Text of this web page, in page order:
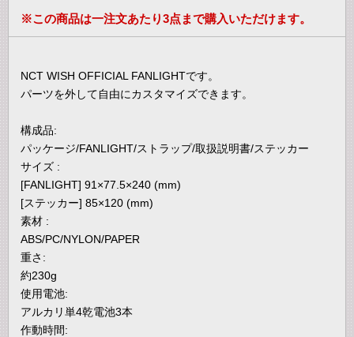
※この商品は一注文あたり3点まで購入いただけます。
NCT WISH OFFICIAL FANLIGHTです。
パーツを外して自由にカスタマイズできます。
構成品:
パッケージ/FANLIGHT/ストラップ/取扱説明書/ステッカー
サイズ :
[FANLIGHT] 91×77.5×240 (mm)
[ステッカー] 85×120 (mm)
素材 :
ABS/PC/NYLON/PAPER
重さ:
約230g
使用電池:
アルカリ単4乾電池3本
作動時間: